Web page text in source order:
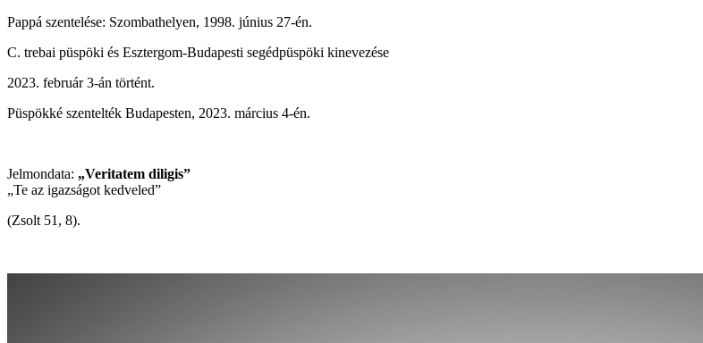
Pappá szentelése: Szombathelyen, 1998. június 27-én.
C. trebai püspöki és Esztergom-Budapesti segédpüspöki kinevezése
2023. február 3-án történt.
Püspökké szentelték Budapesten, 2023. március 4-én.
Jelmondata: „Veritatem diligis”
„Te az igazságot kedveled”
(Zsolt 51, 8).